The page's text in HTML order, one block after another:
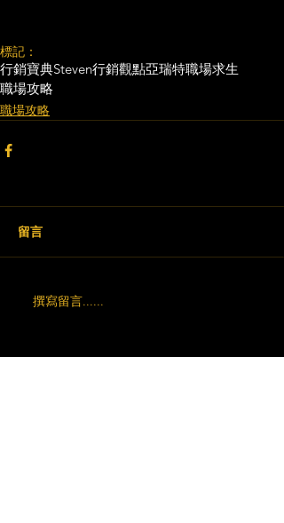
標記：
行銷寶典Steven行銷觀點亞瑞特職場求生
職場攻略
職場攻略
留言
撰寫留言......